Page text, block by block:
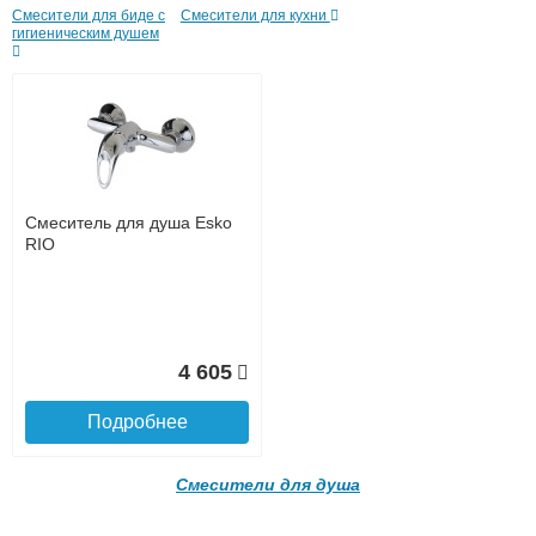
Банковской картой на сайте в режиме реального
времени
Интернет-деньгами (Yandex-деньги, Web-money,
Qiwi-кошельки и другие).
Безналичный расчёт (возможно и с НДС)
подробнее...
Смесители для биде с
гигиеническим душем
Смесители для кухни
Смеситель для душа Esko
RIO
4 605
Подробнее
Смесители для душа